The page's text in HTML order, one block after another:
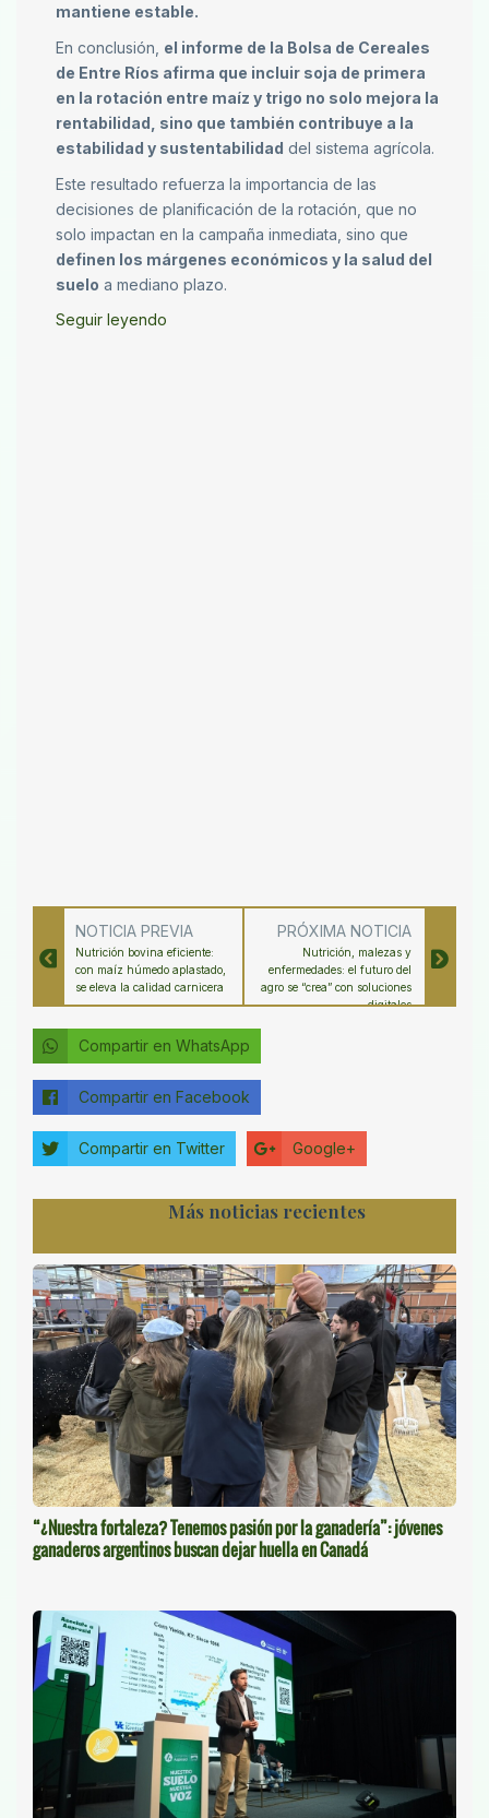
mantiene estable.
En conclusión, el informe de la Bolsa de Cereales
de Entre Ríos afirma que incluir soja de primera
en la rotación entre maíz y trigo no solo mejora la
rentabilidad, sino que también contribuye a la
estabilidad y sustentabilidad del sistema agrícola.
Este resultado refuerza la importancia de las
decisiones de planificación de la rotación, que no
solo impactan en la campaña inmediata, sino que
definen los márgenes económicos y la salud del
suelo a mediano plazo.
Seguir leyendo
NOTICIA PREVIA
Nutrición bovina eficiente:
con maíz húmedo aplastado,
se eleva la calidad carnicera
PRÓXIMA NOTICIA
Nutrición, malezas y
enfermedades: el futuro del
agro se “crea” con soluciones
digitales
Compartir en WhatsApp
Compartir en Facebook
Compartir en Twitter Google+
Más noticias recientes
“¿Nuestra fortaleza? Tenemos pasión por la ganadería”: jóvenes
ganaderos argentinos buscan dejar huella en Canadá